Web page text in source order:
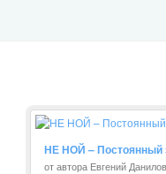
НЕ НОЙ – Постоянный
от автора Евгений Данилов